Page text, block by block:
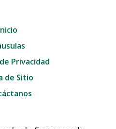
Privacidad
de Sitio